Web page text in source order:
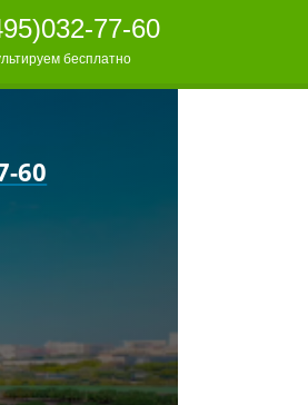
77-60
бесплатно
60